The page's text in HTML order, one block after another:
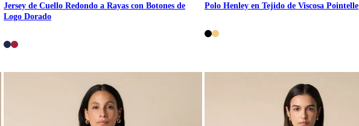
Jersey de Cuello Redondo a Rayas con Botones de
Logo Dorado
Polo Henley en Tejido de Viscosa Pointelle